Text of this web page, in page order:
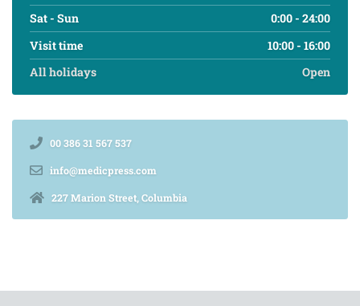
Sat - Sun
0:00 - 24:00
Visit time
10:00 - 16:00
All holidays
Open
00 386 31 567 537
info@medicpress.com
227 Marion Street, Columbia